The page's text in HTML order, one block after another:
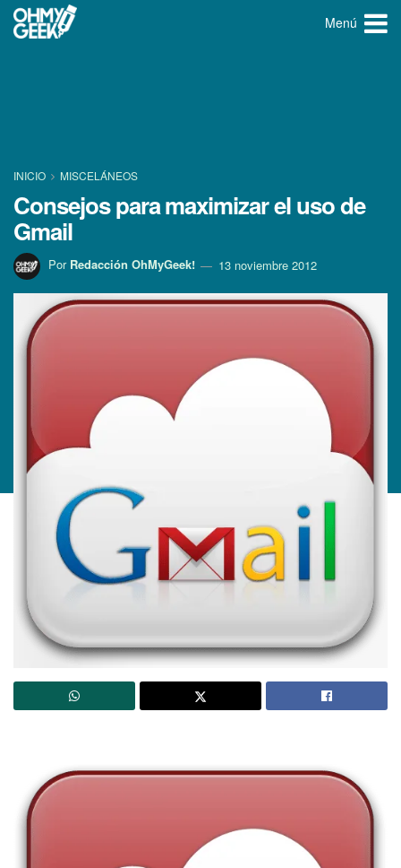
Menú
INICIO MISCELÁNEOS
Consejos para maximizar el uso de
Gmail
Por Redacción OhMyGeek! 13 noviembre 2012